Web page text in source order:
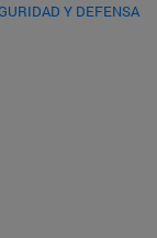
Y DEFENSA